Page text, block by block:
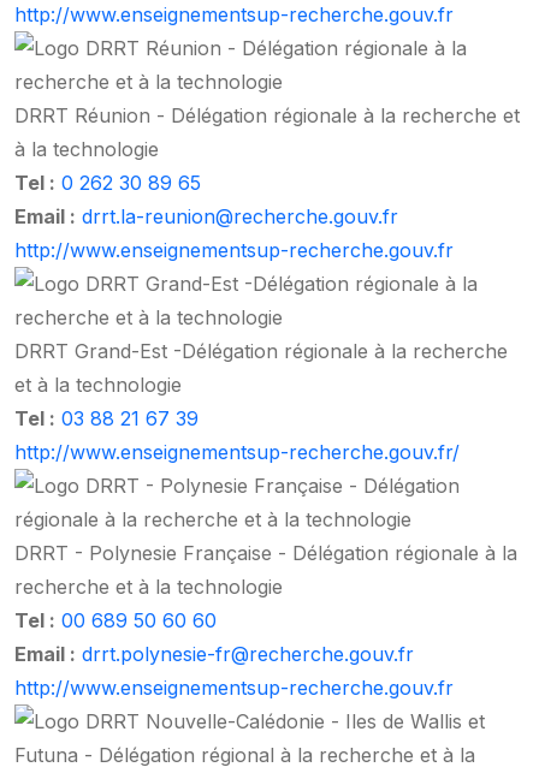
http://www.enseignementsup-recherche.gouv.fr
DRRT Réunion - Délégation régionale à la recherche et
à la technologie
Tel : 0 262 30 89 65
Email : drrt.la-reunion@recherche.gouv.fr
http://www.enseignementsup-recherche.gouv.fr
DRRT Grand-Est -Délégation régionale à la recherche
et à la technologie
Tel : 03 88 21 67 39
http://www.enseignementsup-recherche.gouv.fr/
DRRT - Polynesie Française - Délégation régionale à la
recherche et à la technologie
Tel : 00 689 50 60 60
Email : drrt.polynesie-fr@recherche.gouv.fr
http://www.enseignementsup-recherche.gouv.fr